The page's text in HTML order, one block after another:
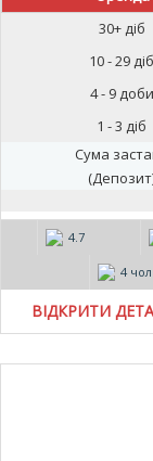
30+ діб
10 - 29 діб
4 - 9 доби
1 - 3 діб
Сума
4.7
4 чол
ВІДКРИТИ